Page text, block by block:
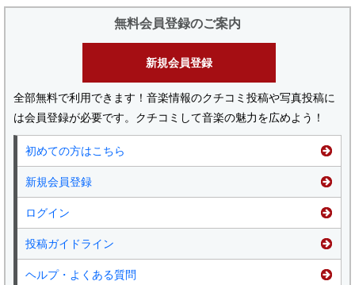
無料会員登録のご案内
新規会員登録
全部無料で利用できます！音楽情報のクチコミ投稿や写真投稿に
は会員登録が必要です。クチコミして音楽の魅力を広めよう！
初めての方はこちら
新規会員登録
ログイン
投稿ガイドライン
ヘルプ・よくある質問